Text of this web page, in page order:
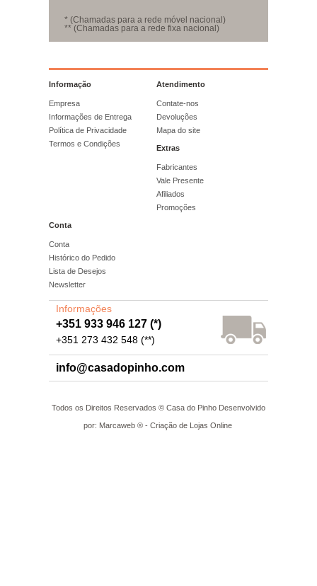
* (Chamadas para a rede móvel nacional)
** (Chamadas para a rede fixa nacional)
Informação
Empresa
Informações de Entrega
Política de Privacidade
Termos e Condições
Atendimento
Contate-nos
Devoluções
Mapa do site
Extras
Fabricantes
Vale Presente
Afiliados
Promoções
Conta
Conta
Histórico do Pedido
Lista de Desejos
Newsletter
Informações
+351 933 946 127 (*)
+351 273 432 548 (**)
info@casadopinho.com
Todos os Direitos Reservados © Casa do Pinho Desenvolvido
por: Marcaweb ® - Criação de Lojas Online